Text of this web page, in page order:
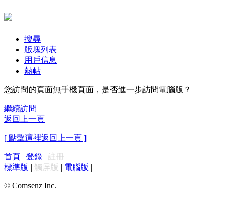
搜尋
版塊列表
用戶信息
熱帖
您訪問的頁面無手機頁面，是否進一步訪問電腦版？
繼續訪問
返回上一頁
[ 點擊這裡返回上一頁 ]
首頁 | 登錄 | 註冊
標準版 | 觸屏版 | 電腦版 |
© Comsenz Inc.